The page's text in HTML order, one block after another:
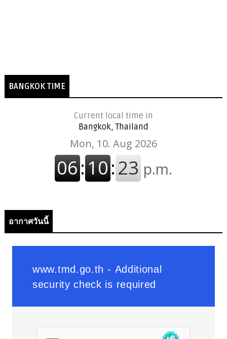
BANGKOK TIME
Current local time in
Bangkok, Thailand
อากาศวันนี้